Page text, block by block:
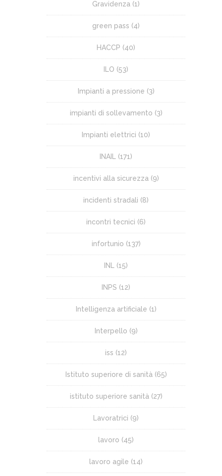
Gravidenza (1)
green pass (4)
HACCP (40)
ILO (53)
Impianti a pressione (3)
impianti di sollevamento (3)
Impianti elettrici (10)
INAIL (171)
incentivi alla sicurezza (9)
incidenti stradali (8)
incontri tecnici (6)
infortunio (137)
INL (15)
INPS (12)
Intelligenza artificiale (1)
Interpello (9)
iss (12)
Istituto superiore di sanità (65)
istituto superiore sanità (27)
Lavoratrici (9)
lavoro (45)
lavoro agile (14)